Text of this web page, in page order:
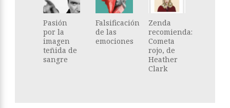
Pasión
por la
imagen
teñida de
sangre
Falsificación
de las
emociones
Zenda
recomienda:
Cometa
rojo, de
Heather
Clark